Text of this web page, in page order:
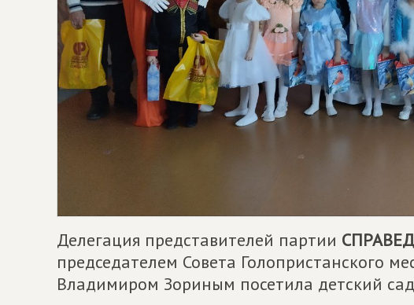
Делегация представителей партии
председателем Совета Голопристанского
Владимиром Зориным посетила детский